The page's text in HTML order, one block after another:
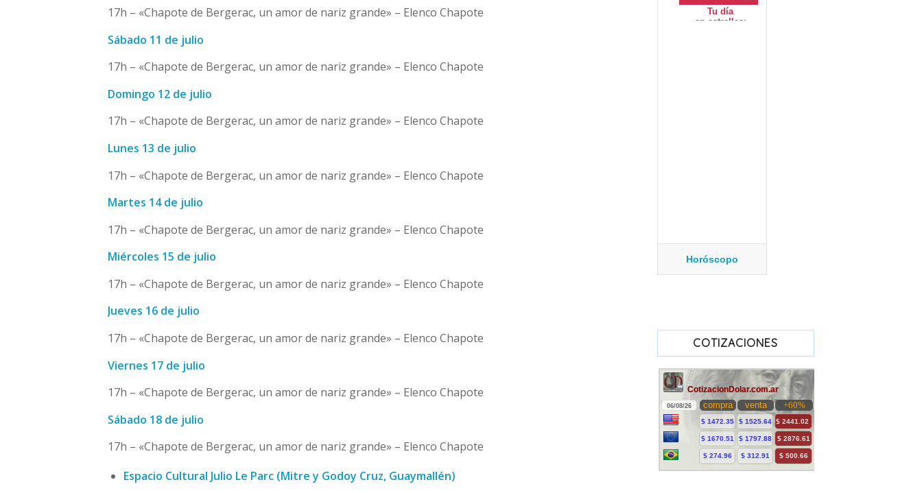
17h – «Chapote de Bergerac, un amor de nariz grande» – Elenco Chapote
Sábado 11 de julio
17h – «Chapote de Bergerac, un amor de nariz grande» – Elenco Chapote
Domingo 12 de julio
17h – «Chapote de Bergerac, un amor de nariz grande» – Elenco Chapote
Lunes 13 de julio
17h – «Chapote de Bergerac, un amor de nariz grande» – Elenco Chapote
Martes 14 de julio
17h – «Chapote de Bergerac, un amor de nariz grande» – Elenco Chapote
Miércoles 15 de julio
17h – «Chapote de Bergerac, un amor de nariz grande» – Elenco Chapote
Jueves 16 de julio
17h – «Chapote de Bergerac, un amor de nariz grande» – Elenco Chapote
Viernes 17 de julio
17h – «Chapote de Bergerac, un amor de nariz grande» – Elenco Chapote
Sábado 18 de julio
17h – «Chapote de Bergerac, un amor de nariz grande» – Elenco Chapote
Espacio Cultural Julio Le Parc (Mitre y Godoy Cruz, Guaymallén)
Horóscopo
COTIZACIONES